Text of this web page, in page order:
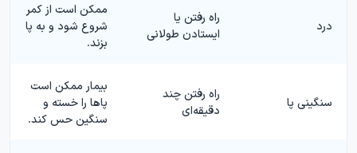
درد
راه رفتن یا
ایستادن طولانی
ممکن است از کمر
شروع شود و به پا
بزند.
سنگینی پا
راه رفتن چند
دقیقه‌ای
بیمار ممکن است
پاها را خسته و
سنگین حس کند.